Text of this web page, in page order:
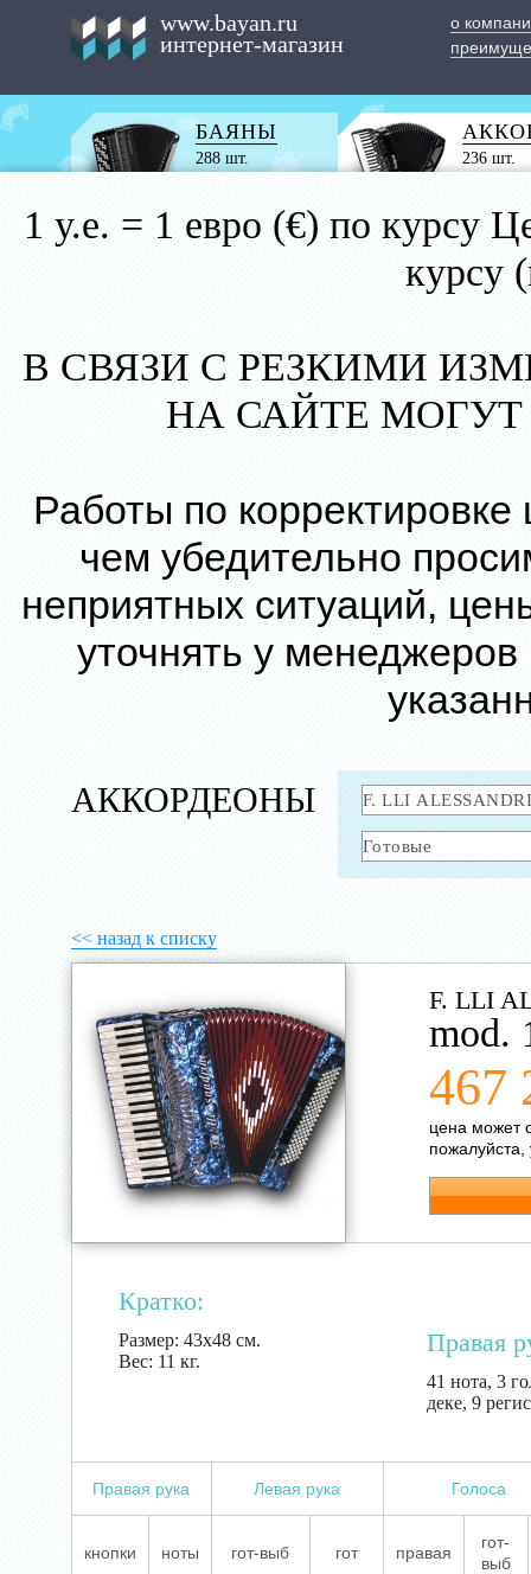
www.bayan.ru
интернет-магазин
о
БАЯНЫ
288 шт. 236 шт.
1 у.е. = 1 евро (€) по курсу
курсу
В СВЯЗИ С РЕЗКИМИ
НА САЙТЕ
Работы по
чем убедительно
неприятных ситуаций,
уточнять у
АККОРДЕОНЫ
<< назад к списку
F. LLI
mod.
467
цена может
пожалуйста,
Кратко:
Размер: 43х48 см.
Вес: 11 кг.
Правая
41 нота, 3
деке, 9
Правая рука Левая рука Голоса
кнопки ноты гот-выб гот правая
гот-
выб